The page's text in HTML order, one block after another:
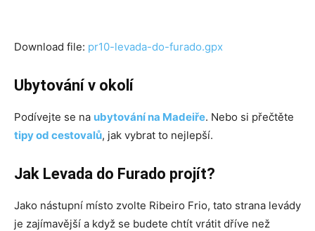
Download file: pr10-levada-do-furado.gpx
Ubytování v okolí
Podívejte se na ubytování na Madeiře. Nebo si přečtěte
tipy od cestovalů, jak vybrat to nejlepší.
Jak Levada do Furado projít?
Jako nástupní místo zvolte Ribeiro Frio, tato strana levády
je zajímavější a když se budete chtít vrátit dříve než